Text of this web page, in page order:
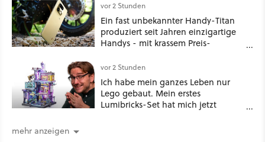
vor 2 Stunden
Ein fast unbekannter Handy-Titan
produziert seit Jahren einzigartige
Handys - mit krassem Preis-
vor 2 Stunden
Ich habe mein ganzes Leben nur
Lego gebaut. Mein erstes
Lumibricks-Set hat mich jetzt
mehr anzeigen